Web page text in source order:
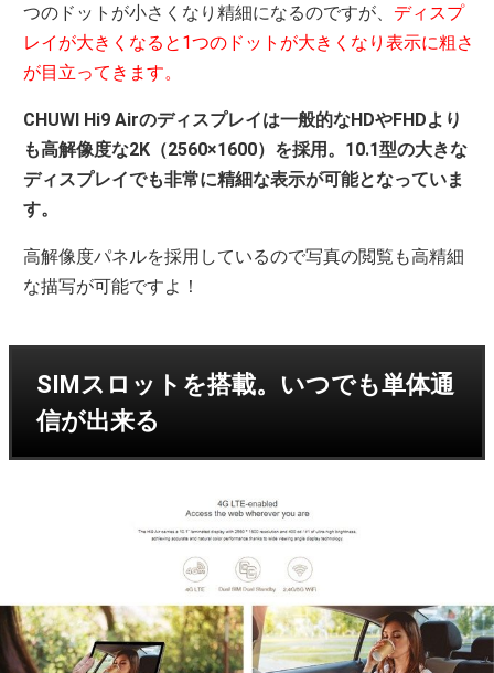
つのドットが小さくなり精細になるのですが、 ディスプ
レイが大きくなると1つのドットが大きくなり表示に粗さ
が目立ってきます。
CHUWI Hi9 Airのディスプレイは一般的なHDやFHDより
も高解像度な2K（2560×1600）を採用。10.1型の大きな
ディスプレイでも非常に精細な表示が可能となっていま
す。
高解像度パネルを採用しているので写真の閲覧も高精細
な描写が可能ですよ！
SIMスロットを搭載。いつでも単体通
信が出来る